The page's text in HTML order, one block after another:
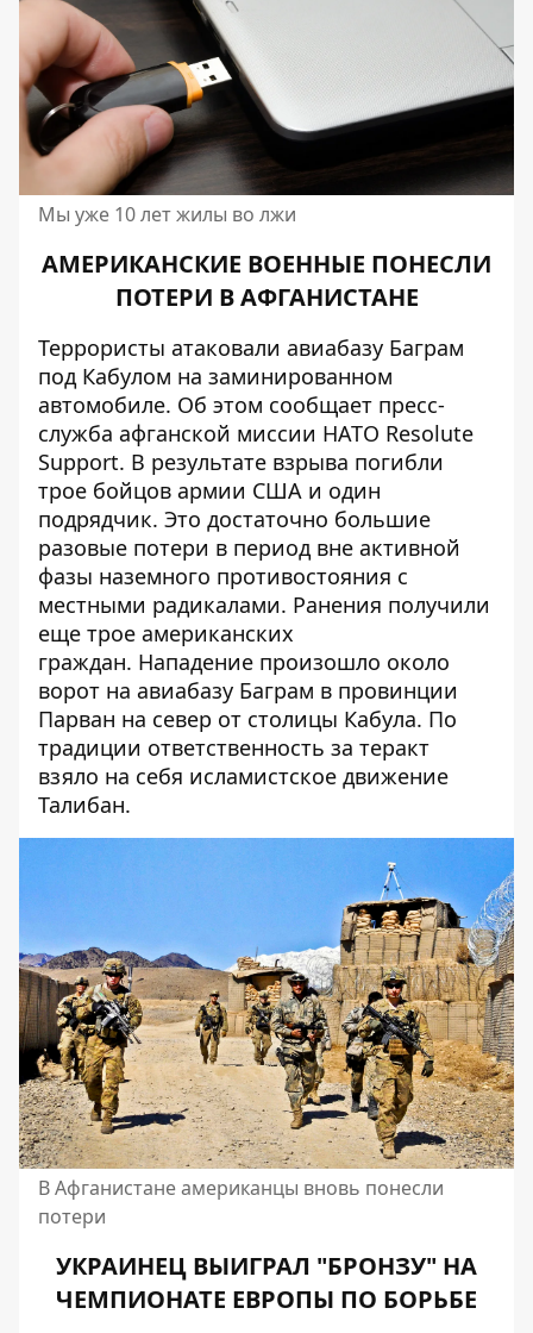
Мы уже 10 лет жилы во лжи
АМЕРИКАНСКИЕ ВОЕННЫЕ ПОНЕСЛИ
ПОТЕРИ В АФГАНИСТАНЕ
Террористы атаковали авиабазу Баграм
под Кабулом на заминированном
автомобиле. Об этом сообщает пресс-
служба афганской миссии НАТО Resolute
Support. В результате взрыва погибли
трое бойцов армии США и один
подрядчик. Это достаточно большие
разовые потери в период вне активной
фазы наземного противостояния с
местными радикалами. Ранения получили
еще трое американских
граждан. Нападение произошло около
ворот на авиабазу Баграм в провинции
Парван на север от столицы Кабула. По
традиции ответственность за теракт
взяло на себя исламистское движение
Талибан.
В Афганистане американцы вновь понесли
потери
УКРАИНЕЦ ВЫИГРАЛ "БРОНЗУ" НА
ЧЕМПИОНАТЕ ЕВРОПЫ ПО БОРЬБЕ